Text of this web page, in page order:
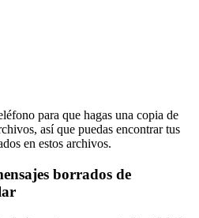
para que hagas una copia de
así que puedas encontrar tus
en estos archivos.
borrados de